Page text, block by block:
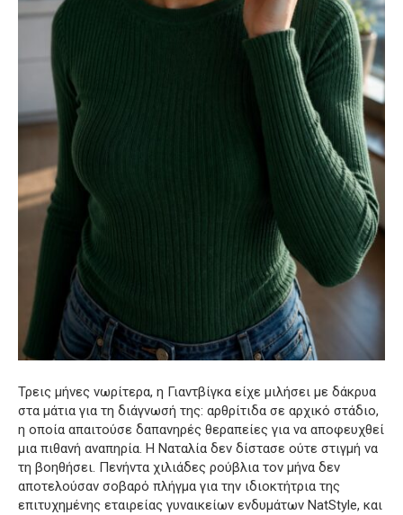
Τρεις μήνες νωρίτερα, η Γιαντβίγκα είχε μιλήσει με δάκρυα
στα μάτια για τη διάγνωσή της: αρθρίτιδα σε αρχικό στάδιο,
η οποία απαιτούσε δαπανηρές θεραπείες για να αποφευχθεί
μια πιθανή αναπηρία. Η Ναταλία δεν δίστασε ούτε στιγμή να
τη βοηθήσει. Πενήντα χιλιάδες ρούβλια τον μήνα δεν
αποτελούσαν σοβαρό πλήγμα για την ιδιοκτήτρια της
επιτυχημένης εταιρείας γυναικείων ενδυμάτων NatStyle, και